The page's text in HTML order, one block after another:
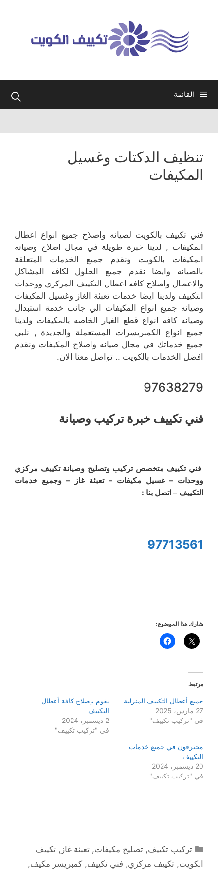
القائمة
تنظيف الدكتات وغسيل
المكيفات
فني تكييف بالكويت لصيانه واصلاح جميع انواع اعطال
المكيفات , لدينا خبرة طويلة في مجال اصلاح وصيانه
المكيفات بالكويت ونقدم جميع الخدمات المتعلقة
بالصيانه وايضا نقدم جميع الحلول لكافه المشاكل
والاعطال واصلاح كافه اعطال التكييف المركزي ووحدات
التكييف ولدينا ايضا خدمات تعبئة الغاز وغسيل المكيفات
وصيانه جميع انواع المكيفات الي جانب خدمة استبدال
وصيانه كافه انواع قطع الغيار الخاصه بالمكيفات ولدينا
جميع انواع الكمبريسرات المستعملة والجديدة , نلبي
جميع خدماتك في مجال صيانه واصلاح المكيفات ونقدم
افضل الخدمات بالكويت .. تواصل معنا الان.
97638279
فني تكييف خبرة تركيب وصيانة
فني تكييف متخصص تركيب وتصليح وصيانة تكييف مركزي
ووحدات – غسيل مكيفات – تعبئة غاز – وجميع خدمات
التكييف – اتصل بنا :
97713561
شارك هذا الموضوع:
مرتبط
جميع أعطال التكييف المنزلية
27 مارس، 2025
في "تركيب تكييف"
يقوم بإصلاح كافة أعطال
التكييف
2 ديسمبر، 2024
في "تركيب تكييف"
محترفون في جميع خدمات
التكييف
20 ديسمبر، 2024
في "تركيب تكييف"
التصنيفات
تركيب تكييف,تصليح مكيفات,تعبئة غاز ,تكييف
الكويت, تكييف مركزي, فني تكييف, كمبريسر مكيف,